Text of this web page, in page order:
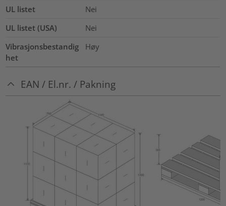
UL listet
Nei
UL listet (USA)
Nei
Vibrasjonsbestandig
het
Høy
EAN / El.nr. / Pakning